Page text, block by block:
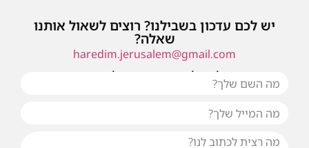
יש לכם עדכון בשבילנו? רוצים לשאול אותנו
שאלה?
haredim.jerusalem@gmail.com
או שילחו אלינו פנייה ונחזור אליכם בהקדם